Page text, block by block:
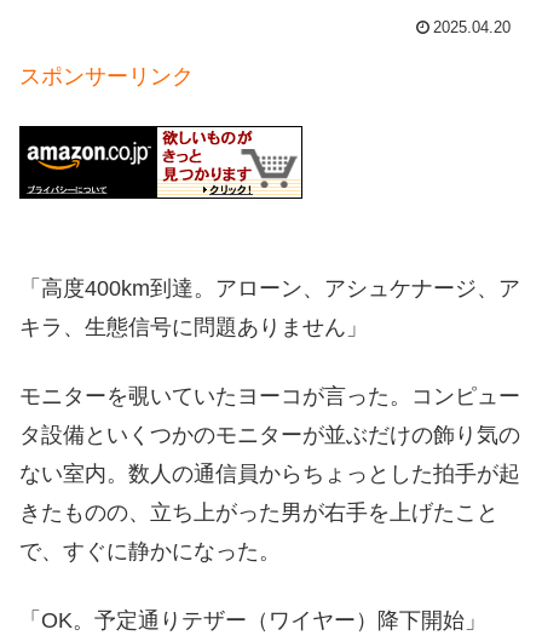
2025.04.20
スポンサーリンク
「高度400km到達。アローン、アシュケナージ、ア
キラ、生態信号に問題ありません」
モニターを覗いていたヨーコが言った。コンピュー
タ設備といくつかのモニターが並ぶだけの飾り気の
ない室内。数人の通信員からちょっとした拍手が起
きたものの、立ち上がった男が右手を上げたこと
で、すぐに静かになった。
「OK。予定通りテザー（ワイヤー）降下開始」